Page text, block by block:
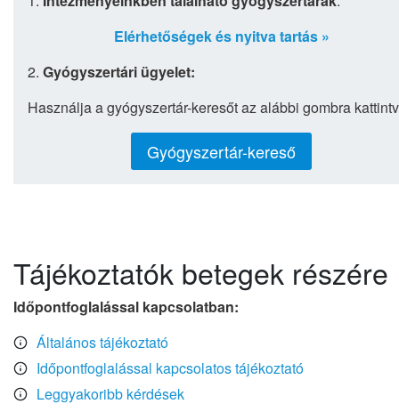
Elérhetőségek és nyitva tartás »
2. Gyógyszertári ügyelet:
Használja a gyógyszertár-keresőt az alábbi gombra
Gyógyszertár-kereső
Tájékoztatók betegek részére
Időpontfoglalással kapcsolatban:
Általános tájékoztató
Időpontfoglalással kapcsolatos tájékoztató
Leggyakoribb kérdések